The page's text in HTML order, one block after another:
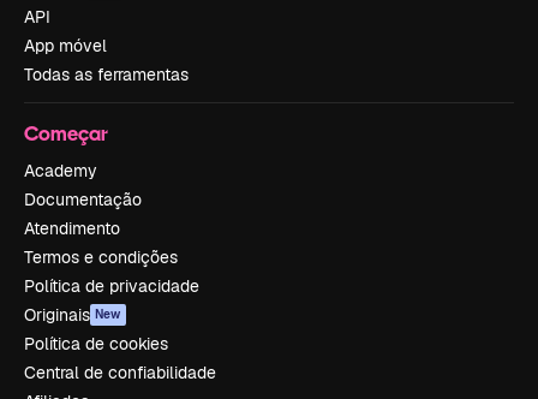
API
App móvel
Todas as ferramentas
Começar
Academy
Documentação
Atendimento
Termos e condições
Política de privacidade
Originais New
Política de cookies
Central de confiabilidade